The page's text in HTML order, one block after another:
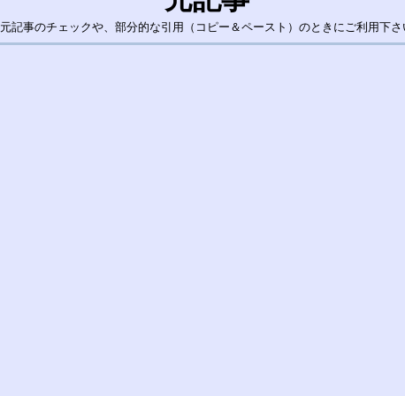
元記事のチェックや、部分的な引用（コピー＆ペースト）のときにご利用下さ